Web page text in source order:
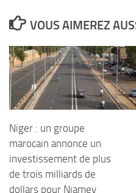
VOUS AIMEREZ
Niger : un groupe
marocain annonce un
investissement de plus
de trois milliards de
dollars pour Niamey